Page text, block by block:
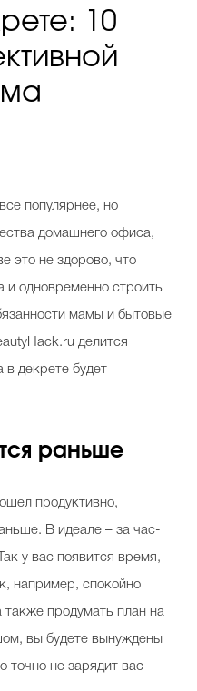
10
популярнее, но
домашнего офиса,
это не здорово, что
одновременно строить
мамы и бытовые
делится
декрете будет
раньше
продуктивно,
В идеале – за час-
у вас появится время,
например, спокойно
также продумать план на
вы будете вынуждены
точно не зарядит вас